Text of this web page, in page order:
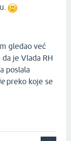
gledao već
je Vlada RH
poslala
preko koje se